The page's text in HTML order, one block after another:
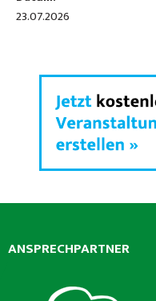
23.07.2026
ANSPRECHPARTNER